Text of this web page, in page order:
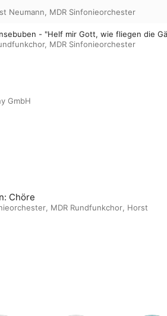
Neumann, MDR Sinfonieorchester
- "Helf mir Gott, wie fliegen die
, MDR Sinfonieorchester
GmbH
Chöre
, MDR Rundfunkchor, Horst